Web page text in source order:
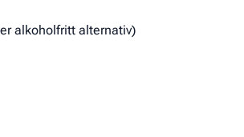
alkoholfritt alternativ)